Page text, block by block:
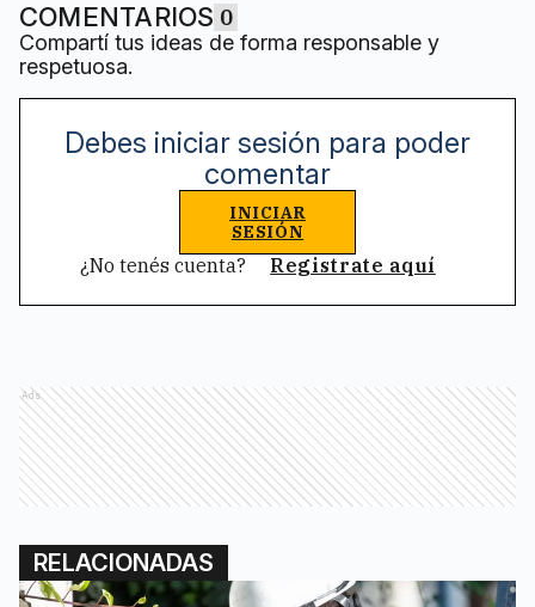
COMENTARIOS 0
Compartí tus ideas de forma responsable y
respetuosa.
Debes iniciar sesión para poder
comentar
INICIAR
SESIÓN
¿No tenés cuenta? Registrate aquí
Ads
RELACIONADAS